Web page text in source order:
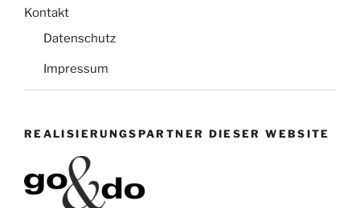
Kontakt
Datenschutz
Impressum
REALISIERUNGSPARTNER DIESER WEBSITE